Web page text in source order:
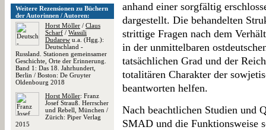
Weitere Rezensionen zu Büchern
der Autorinnen / Autoren:
Horst Möller / Claus
Scharf / Wassili
Dudarew u.a. (Hgg.):
Deutschland -
Russland. Stationen gemeinsamer
Geschichte, Orte der Erinnerung.
Band 1: Das 18. Jahrhundert,
Berlin / Boston: De Gruyter
Oldenbourg 2018
Horst Möller: Franz
Josef Strauß. Herrscher
und Rebell, München /
Zürich: Piper Verlag
2015
anhand einer sorgfältig
dargestellt. Die behandelten
strittige Fragen nach dem
in der unmittelbaren
tatsächlichen Grad und der
totalitären Charakter der
beantworten helfen.
Nach beachtlichen Studien und
SMAD und die Funktionsweise